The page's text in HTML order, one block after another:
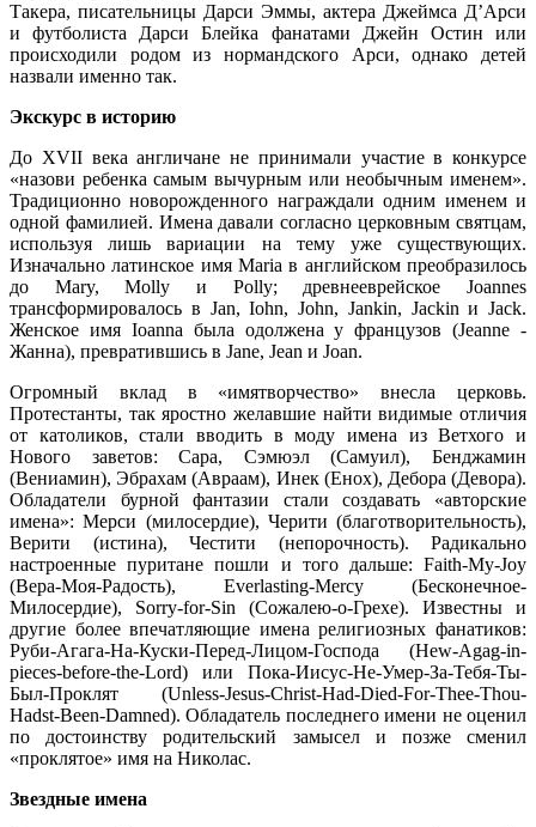
Такера, писательницы Дарси Эммы, актера Джеймса Д’Арси
и футболиста Дарси Блейка фанатами Джейн Остин или
происходили родом из нормандского Арси, однако детей
назвали именно так.
Экскурс в историю
До XVII века англичане не принимали участие в конкурсе
«назови ребенка самым вычурным или необычным именем».
Традиционно новорожденного награждали одним именем и
одной фамилией. Имена давали согласно церковным святцам,
используя лишь вариации на тему уже существующих.
Изначально латинское имя Maria в английском преобразилось
до Mary, Molly и Polly; древнееврейское Joannes
трансформировалось в Jan, Iohn, John, Jankin, Jackin и Jack.
Женское имя Ioanna была одолжена у французов (Jeanne -
Жанна), превратившись в Jane, Jean и Joan.
Огромный вклад в «имятворчество» внесла церковь.
Протестанты, так яростно желавшие найти видимые отличия
от католиков, стали вводить в моду имена из Ветхого и
Нового заветов: Сара, Сэмюэл (Самуил), Бенджамин
(Вениамин), Эбрахам (Авраам), Инек (Енох), Дебора (Девора).
Обладатели бурной фантазии стали создавать «авторские
имена»: Мерси (милосердие), Черити (благотворительность),
Верити (истина), Честити (непорочность). Радикально
настроенные пуритане пошли и того дальше: Faith-My-Joy
(Вера-Моя-Радость), Everlasting-Mercy (Бесконечное-
Милосердие), Sorry-for-Sin (Сожалею-о-Грехе). Известны и
другие более впечатляющие имена религиозных фанатиков:
Руби-Агага-На-Куски-Перед-Лицом-Господа (Hew-Agag-in-
pieces-before-the-Lord) или Пока-Иисус-Не-Умер-За-Тебя-Ты-
Был-Проклят (Unless-Jesus-Christ-Had-Died-For-Thee-Thou-
Hadst-Been-Damned). Обладатель последнего имени не оценил
по достоинству родительский замысел и позже сменил
«проклятое» имя на Николас.
Звездные имена